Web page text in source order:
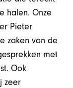
halen. Onze
Pieter
zaken van de
met
Ook
zeer